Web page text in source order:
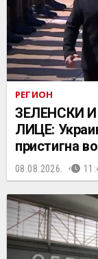
РЕГИОН
ЗЕЛЕНСКИ
ЛИЦЕ:
пристигна
08.08.2026.